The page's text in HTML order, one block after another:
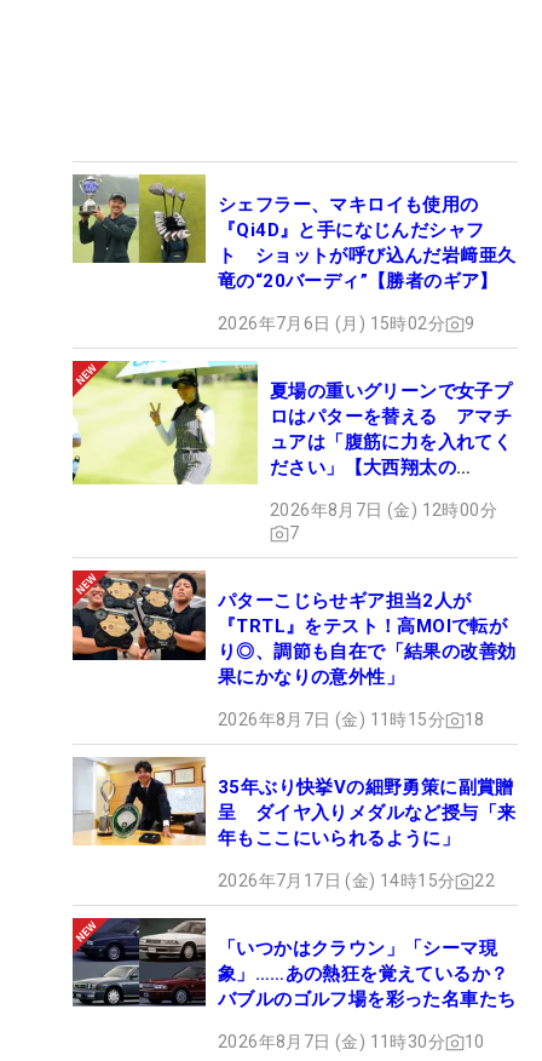
シェフラー、マキロイも使用の
『Qi4D』と手になじんだシャフ
ト ショットが呼び込んだ岩﨑亜久
竜の“20バーディ”【勝者のギア】
2026年7月6日 (月) 15時02分 9
夏場の重いグリーンで女子プ
ロはパターを替える アマチ
ュアは「腹筋に力を入れてく
ださい」【大西翔太の
2026年8月7日 (金) 12時00分
7
パターこじらせギア担当2人が
『TRTL』をテスト！高MOIで転が
り◎、調節も自在で「結果の改善効
果にかなりの意外性」
2026年8月7日 (金) 11時15分 18
35年ぶり快挙Vの細野勇策に副賞贈
呈 ダイヤ入りメダルなど授与「来
年もここにいられるように」
2026年7月17日 (金) 14時15分 22
「いつかはクラウン」「シーマ現
象」……あの熱狂を覚えているか？
バブルのゴルフ場を彩った名車たち
2026年8月7日 (金) 11時30分 10